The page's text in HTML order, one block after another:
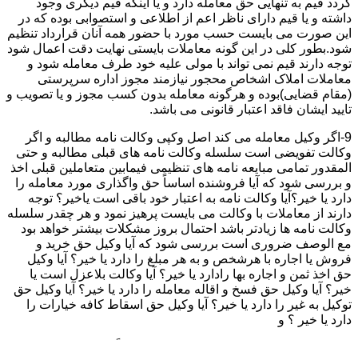
گردد قیم به تنهایی حق معامله دارد و یا اینکه قیم دیگری وجود
داشته و یا قیم دارای ناظر اعم از اطلاعی و استصوابی بوده که در
این صورت می بایست حسب مورد با حضور همه آنان قرارداد تنظیم
شود.بطور کلی در این گونه معاملات بایستی نهایت دقت اعمال شود
توجه دارند قیم نمی تواند با مولی علیه خود طرف معامله شود و
معاملات املاک اشخاص محجور نیازمند مجوز اداره سرپرستی
(مقام قضایی)بوده و هرگونه معامله بدون کسب مجوز و یا تصویب و
تایید ایشان فاقد اعتبار قانونی می باشد.
9-اگر وکیل معامله می کند اصل وکپی وکالت نامه مطالبه و اگر
وکالت تفویضی است سلسله وکالت نامه های قبلی مطالبه و حتی
المقدور تمامی مبایعه نامه های تنظیمی فیمابین متعاملین قبلی اخذ
و بررسی شود که آیا فروشنده اساساً حق واگذاری مورد معامله را
دارد یا خیر؟آیا وکالت نامه به اعتبار خود باقی است یاخیر؟ توجه
دارند از معاملات با وکالت می بایست پرهیز نمود و هر چقدر سلسله
وکالت نامه ها زیادتر باشد احتمال بروز مشکلات بیشتر خواهد بود
مع الوصف ضروری است بررسی شود که آیا وکیل حق خرید و
فروش یا اجاره با هرشخص و به هر مبلغ را دارد یا خیر؟ آیا وکیل
حق اخذ ثمن و اجاره بها رادارد یا خیر؟ آیا وکالت بلاعزل است یا
خیر؟ آیا وکیل حق فسخ و اقاله معامله را دارد یا خیر؟ آیا وکیل حق
توکیل به غیر را دارد یا خیر؟ آیا وکیل حق اسقاط کافه خیارات را
دارد یا خیر ؟ و